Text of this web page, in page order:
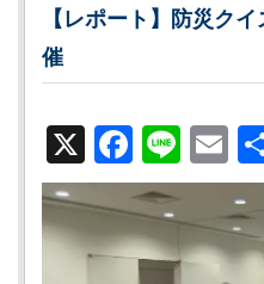
【レポート】防災ク
催
X Line